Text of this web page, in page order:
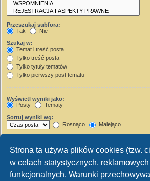
Strona ta używa plików cookies (tzw.
w celach statystycznych,
funkcjonalnych. Warunki
Przeszukaj subfora:
Tak
Nie
Szukaj w:
Temat i treść posta
Tylko treść posta
Tylko tytuły tematów
Tylko pierwszy post tematu
Wyświetl wyniki jako:
Posty
Tematy
Sortuj wyniki wg:
Rosnąco
Malejąco
Wyświetl pierwsze:
Ustaw 0, aby wyświetlić cały post.
znaków w poście